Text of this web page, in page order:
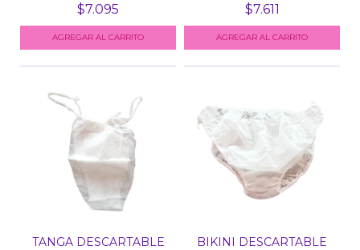
$7.095
UNID - ART....
$7.611
TANGA DESCARTABLE
BIKINI DESCARTABLE